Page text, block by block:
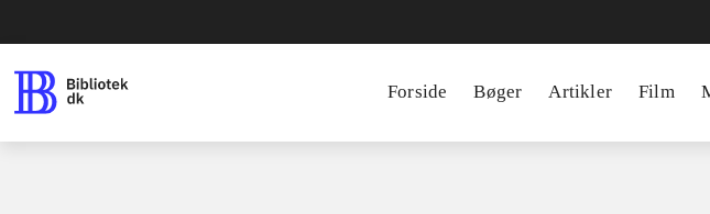
Forside Bøger Artikler Film